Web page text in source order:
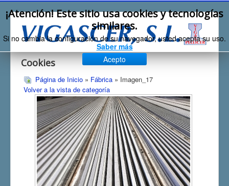
Cookies
¡Atención! Este sitio usa cookies y tecnologías
similares.
Si no cambia la configuración de su navegador, usted acepta su uso.
Saber más
Acepto
Página de Inicio » Fábrica » Imagen_17
Volver a la vista de categoría